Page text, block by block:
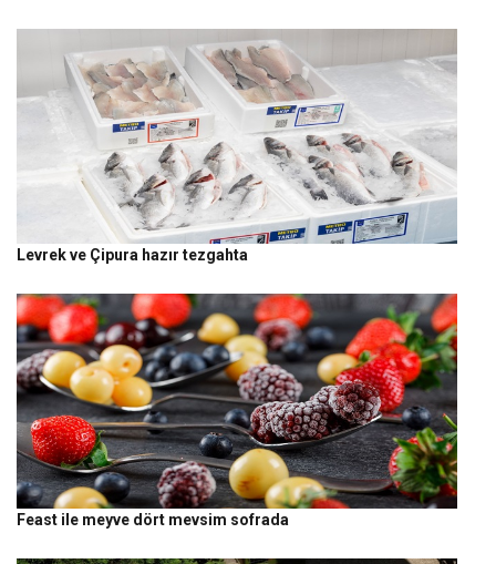
Levrek ve Çipura hazır tezgahta
Feast ile meyve dört mevsim sofrada